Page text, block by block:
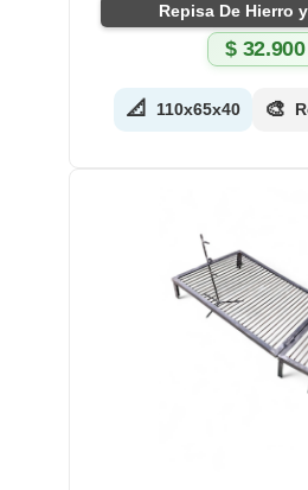
Repisa De Hierro
$32.900
📐 110x65x40 🎨